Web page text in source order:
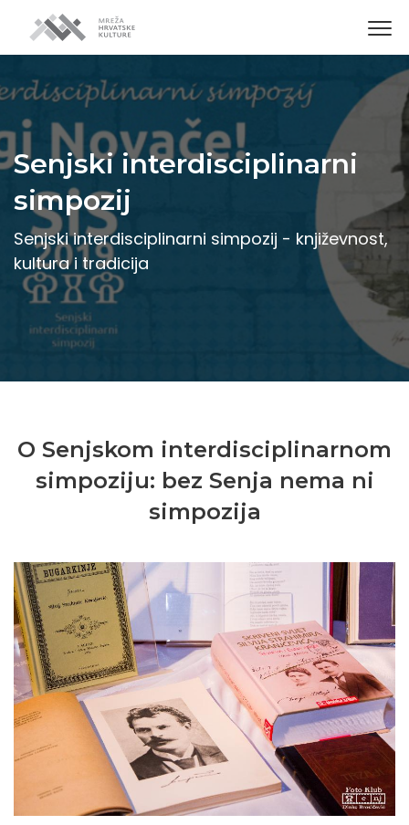
Senjski interdisciplinarni
simpozij
Senjski interdisciplinarni simpozij - književnost,
kultura i tradicija
O Senjskom interdisciplinarnom
simpoziju: bez Senja nema ni
simpozija